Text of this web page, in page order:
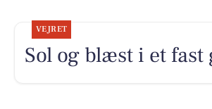
VEJRET
Sol og blæst i et fast